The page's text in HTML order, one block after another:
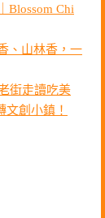
Blossom Chi
、山林香，一
街走讀吃美
創小鎮！